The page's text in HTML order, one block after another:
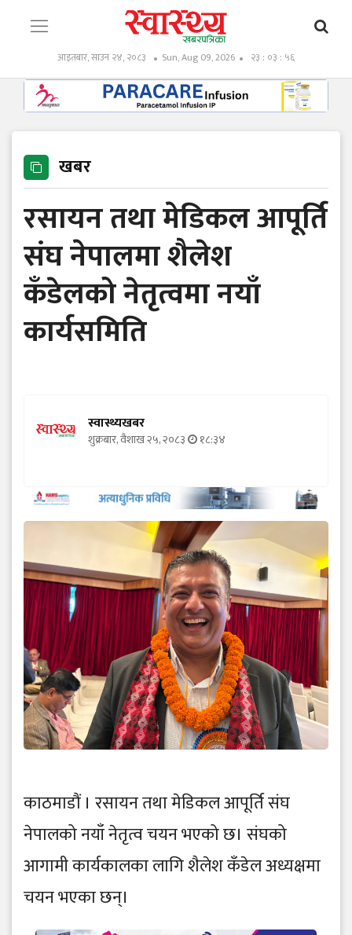
आइतबार, साउन २४, २०८३ Sun, Aug 09, 2026 २३ : ०३ : ५७
खबर
रसायन तथा मेडिकल आपूर्ति
संघ नेपालमा शैलेश
कँडेलको नेतृत्वमा नयाँ
कार्यसमिति
स्वास्थ्यखबर
शुक्रबार, वैशाख २५, २०८३ १८:३४
काठमाडौं । रसायन तथा मेडिकल आपूर्ति संघ
नेपालको नयाँ नेतृत्व चयन भएको छ। संघको
आगामी कार्यकालका लागि शैलेश कँडेल अध्यक्षमा
चयन भएका छन्।